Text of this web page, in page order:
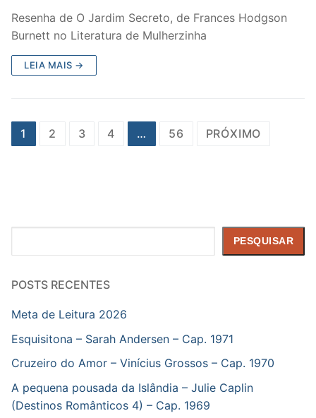
Resenha de O Jardim Secreto, de Frances Hodgson
Burnett no Literatura de Mulherzinha
LEIA MAIS →
Paginação
1 2 3 4 … 56 PRÓXIMO
PESQUISAR
POSTS RECENTES
Meta de Leitura 2026
Esquisitona – Sarah Andersen – Cap. 1971
Cruzeiro do Amor – Vinícius Grossos – Cap. 1970
A pequena pousada da Islândia – Julie Caplin
(Destinos Românticos 4) – Cap. 1969